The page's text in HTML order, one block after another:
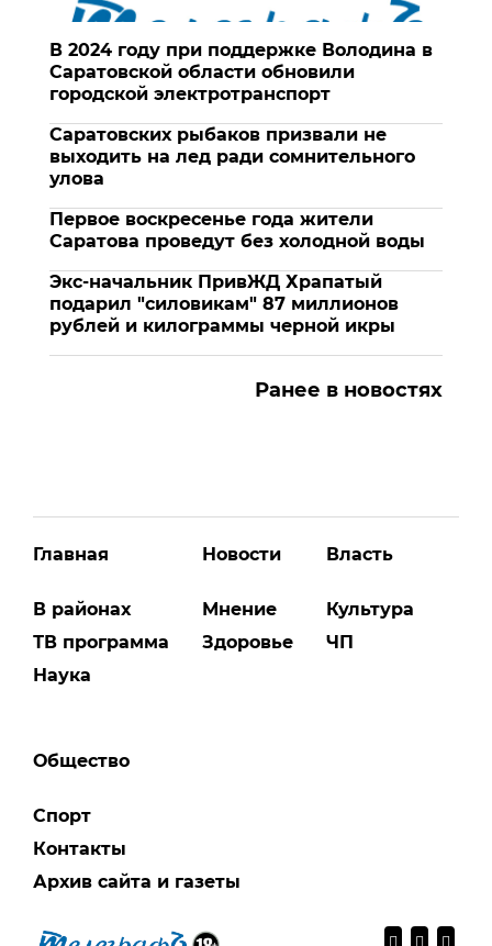
В 2024 году при поддержке Володина в
Саратовской области обновили
городской электротранспорт
Саратовских рыбаков призвали не
выходить на лед ради сомнительного
улова
Первое воскресенье года жители
Саратова проведут без холодной воды
Экс-начальник ПривЖД Храпатый
подарил "силовикам" 87 миллионов
рублей и килограммы черной икры
Ранее в новостях
Главная
В районах
ТВ программа
Наука
Новости
Мнение
Здоровье
Власть
Культура
ЧП
Общество
Спорт
Контакты
Архив сайта и газеты